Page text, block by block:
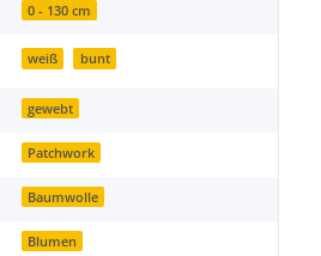
0 - 130 cm
weiß bunt
gewebt
Patchwork
Baumwolle
Blumen